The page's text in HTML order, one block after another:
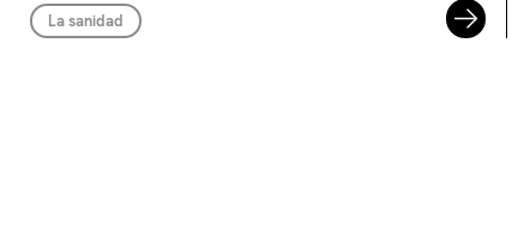
La sanidad